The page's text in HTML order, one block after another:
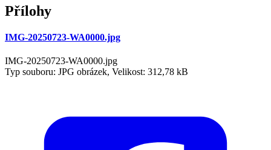
Přílohy
IMG-20250723-WA0000.jpg
IMG-20250723-WA0000.jpg
Typ souboru: JPG obrázek, Velikost: 312,78 kB